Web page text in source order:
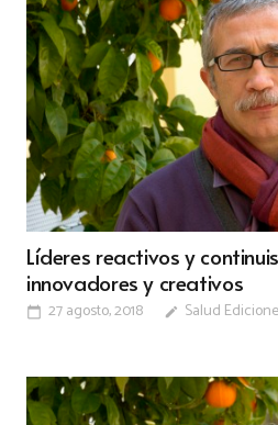
Líderes reactivos y
innovadores y creativos
calendar_today 27 agosto, 2018 edit Salud